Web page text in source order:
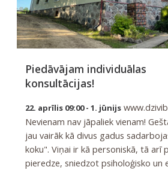
Piedāvājam individuālas
konsultācijas!
22. aprīlis 09:00 - 1. jūnijs
Nevienam nav jāpaliek vienam!
jau vairāk kā divus gadus
koku". Viņai ir kā personiskā, tā arī
pieredze, sniedzot psiholoģisko un